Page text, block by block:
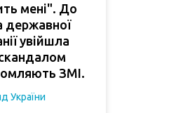
мені". До
державної
увійшла
ЗМІ.
України